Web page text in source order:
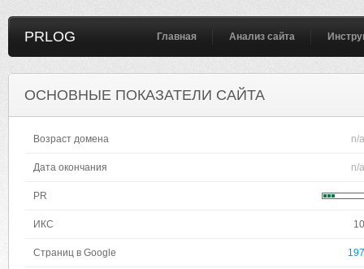
PRLOG Главная Анализ сайта
ОСНОВНЫЕ ПОКАЗАТЕЛИ САЙТА
Возраст домена n/a
Дата окончания n/a
PR
ИКС 10
Страниц в Google 197